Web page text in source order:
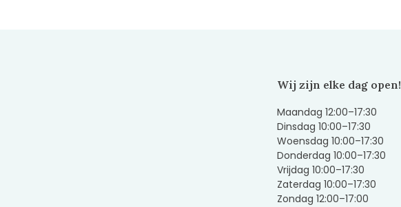
Wij zijn elke dag open!
Maandag 12:00–17:30
Dinsdag 10:00–17:30
Woensdag 10:00–17:30
Donderdag 10:00–17:30
Vrijdag 10:00–17:30
Zaterdag 10:00–17:30
Zondag 12:00–17:00